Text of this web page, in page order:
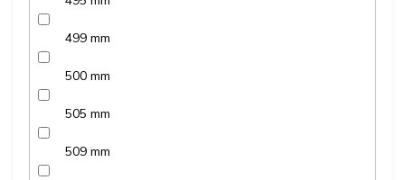
499 mm
500 mm
505 mm
509 mm